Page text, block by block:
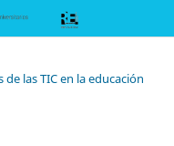
las TIC en la educación